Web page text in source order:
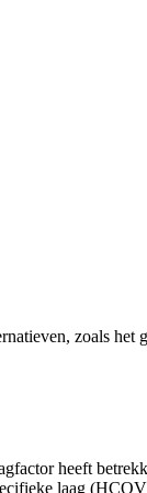
zoals het
heeft
laag